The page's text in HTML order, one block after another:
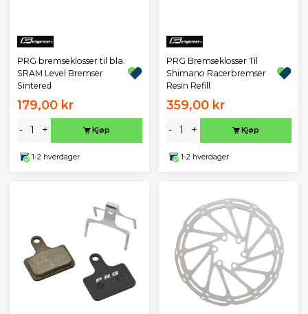
PRG bremseklosser til bla.
SRAM Level Bremser
Sintered
179,00 kr
- + Kjøp
1-2 hverdager
PRG Bremseklosser Til
Shimano Racerbremser
Resin Refill
359,00 kr
- + Kjøp
1-2 hverdager